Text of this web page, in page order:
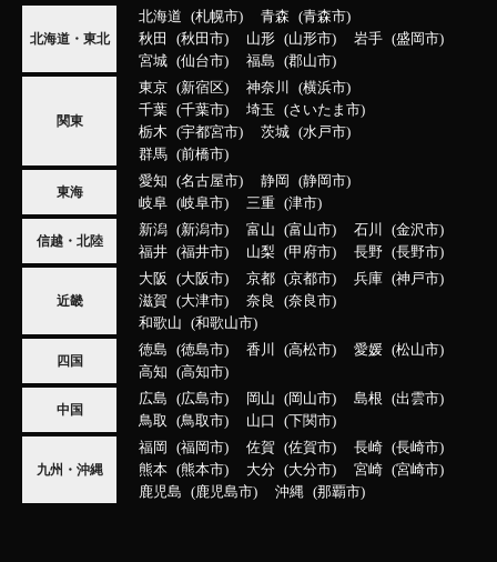
北海道・東北
北海道 札幌市 青森
青森市
秋田
秋田市 山形 山形市 岩手
盛岡市
宮城
仙台市 福島 郡山市
関東
東京 新宿区 神奈川
横浜市
千葉
千葉市 埼玉
さいたま市
栃木
宇都宮市 茨城
水戸市
群馬
前橋市
東海
愛知 名古屋市 静岡
静岡市
岐阜
岐阜市 三重 津市
信越・北陸
新潟 新潟市 富山 富山市 石川
金沢市
福井
福井市 山梨 甲府市 長野 長野市
近畿
大阪 大阪市 京都 京都市 兵庫
神戸市
滋賀
大津市 奈良
奈良市
和歌山
和歌山市
四国
徳島 徳島市 香川 高松市 愛媛
松山市
高知
高知市
中国
広島 広島市 岡山 岡山市 島根
出雲市
鳥取
鳥取市 山口 下関市
九州・沖縄
福岡 福岡市 佐賀 佐賀市 長崎
長崎市
熊本
熊本市 大分 大分市 宮崎
宮崎市
鹿児島
鹿児島市 沖縄 那覇市